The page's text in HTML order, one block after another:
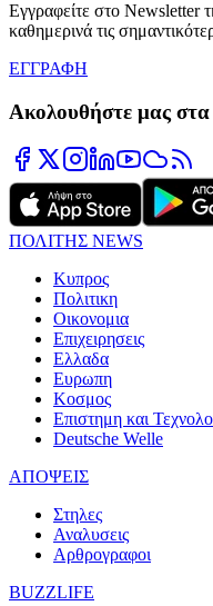
Εγγραφείτε στο Newsletter
καθημερινά τις
ΕΓΓΡΑΦΗ
Ακολουθήστε μας
ΠΟΛΙΤΗΣ NEWS
Κυπρος
Πολιτικη
Οικονομια
Επιχειρησεις
Ελλαδα
Ευρωπη
Κοσμος
Επιστημη και
Deutsche Welle
ΑΠΟΨΕΙΣ
Στηλες
Αναλυσεις
Αρθρογραφοι
BUZZLIFE